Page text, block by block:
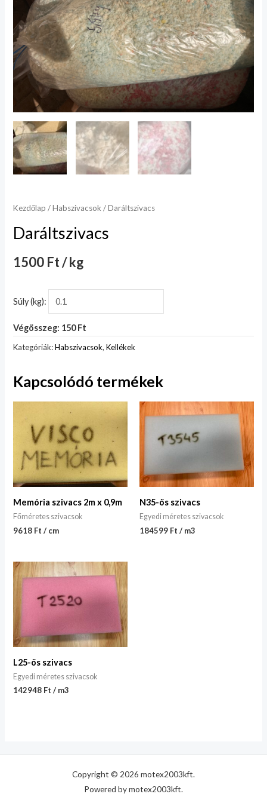
Kezdőlap /Habszivacsok / Daráltszivacs
Daráltszivacs
1500 Ft / kg
Súly (kg):
Végösszeg: 150 Ft
Kategóriák:Habszivacsok,Kellékek
Kapcsolódó termékek
Memória szivacs 2m x 0,9m
Főméretes szivacsok
9618 Ft / cm
N35-ös szivacs
Egyedi méretes szivacsok
184599 Ft / m3
L25-ös szivacs
Egyedi méretes szivacsok
142948 Ft / m3
Copyright © 2026 motex2003kft.
Powered by motex2003kft.